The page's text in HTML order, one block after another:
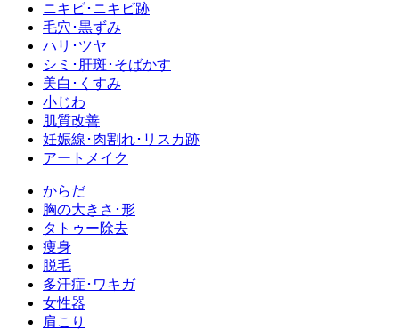
ニキビ･ニキビ跡
毛穴･黒ずみ
ハリ･ツヤ
シミ･肝斑･そばかす
美白･くすみ
小じわ
肌質改善
妊娠線･肉割れ･リスカ跡
アートメイク
からだ
胸の大きさ･形
タトゥー除去
痩身
脱毛
多汗症･ワキガ
女性器
肩こり